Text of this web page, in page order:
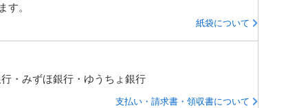
す。
紙袋について
・みずほ銀行・ゆうちょ銀行
支払い・請求書・領収書について